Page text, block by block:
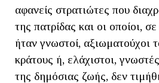
αφανείς στρατιώτες που
της πατρίδας και οι οποίοι,
ήταν γνωστοί, αξιωματούχοι
κράτους ή, ελάχιστοι,
της δημόσιας ζωής, δεν